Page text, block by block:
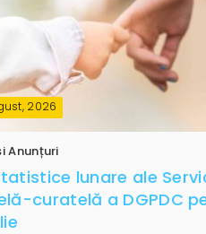
2026
Anunțuri
lunare ale
curatelă a DGPDC